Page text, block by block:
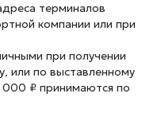
терминалов
компании или при
при получении
или по выставленному
000 ₽ принимаются по